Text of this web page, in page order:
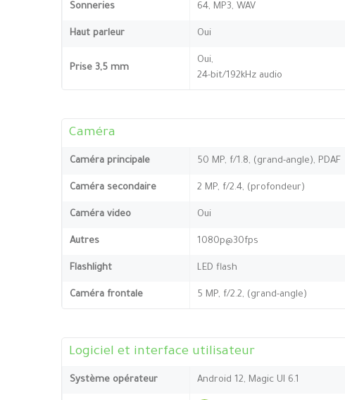
Sonneries 64, MP3, WAV
Haut parleur Oui
Prise 3,5 mm
Oui,
24-bit/192kHz audio
Caméra
Caméra principale 50 MP, f/1.8, (grand-angle), PDAF
Caméra secondaire 2 MP, f/2.4, (profondeur)
Caméra video Oui
Autres 1080p@30fps
Flashlight LED flash
Caméra frontale 5 MP, f/2.2, (grand-angle)
Logiciel et interface utilisateur
Système opérateur Android 12, Magic UI 6.1